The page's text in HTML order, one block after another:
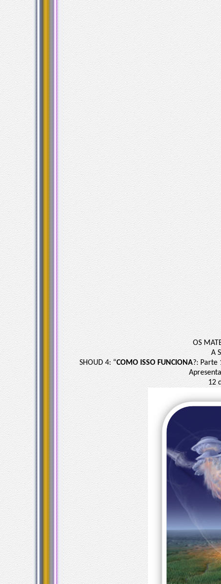
OS
A
SHOUD 4: “COMO ISSO FUNCIONA?: Parte
12